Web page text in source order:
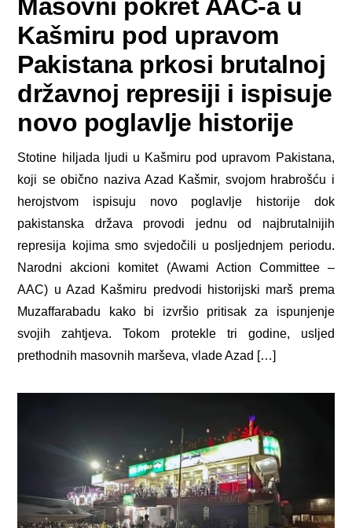
Masovni pokret AAC-a u
Kašmiru pod upravom
Pakistana prkosi brutalnoj
državnoj represiji i ispisuje
novo poglavlje historije
Stotine hiljada ljudi u Kašmiru pod upravom Pakistana,
koji se obično naziva Azad Kašmir, svojom hrabrošću i
herojstvom ispisuju novo poglavlje historije dok
pakistanska država provodi jednu od najbrutalnijih
represija kojima smo svjedočili u posljednjem periodu.
Narodni akcioni komitet (Awami Action Committee –
AAC) u Azad Kašmiru predvodi historijski marš prema
Muzaffarabadu kako bi izvršio pritisak za ispunjenje
svojih zahtjeva. Tokom protekle tri godine, usljed
prethodnih masovnih marševa, vlade Azad […]